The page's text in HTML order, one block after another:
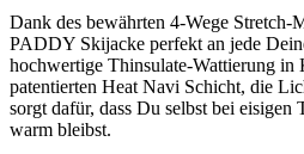
Dank des bewährten 4-Wege Stretch-
PADDY Skijacke perfekt an jede
hochwertige Thinsulate-Wattierung in
patentierten Heat Navi Schicht, die
sorgt dafür, dass Du selbst bei eisigen
warm bleibst.